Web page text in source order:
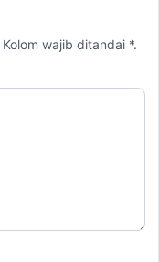
wajib ditandai *.